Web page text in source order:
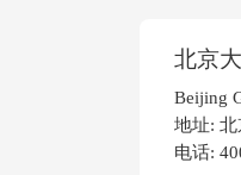
北京
Beijing
地址:
电话: